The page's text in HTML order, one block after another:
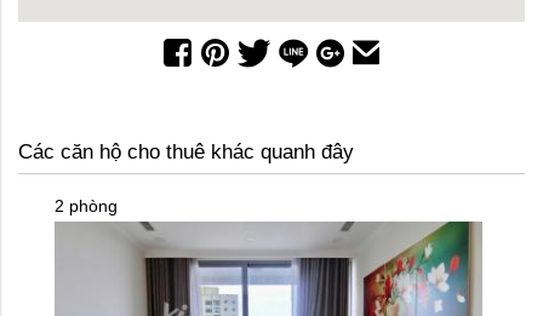
Các căn hộ cho thuê khác quanh đây
2 phòng